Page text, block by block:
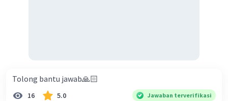
Tolong bantu jawab🙏🏻
16 5.0 Jawaban terverifikasi